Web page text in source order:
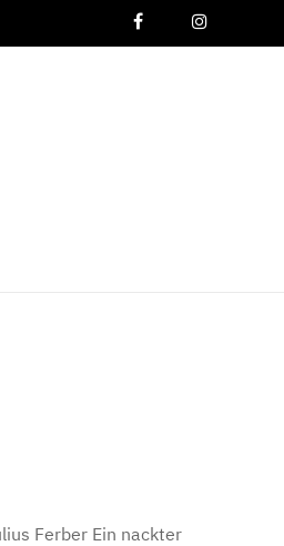
Ferber Ein nackter